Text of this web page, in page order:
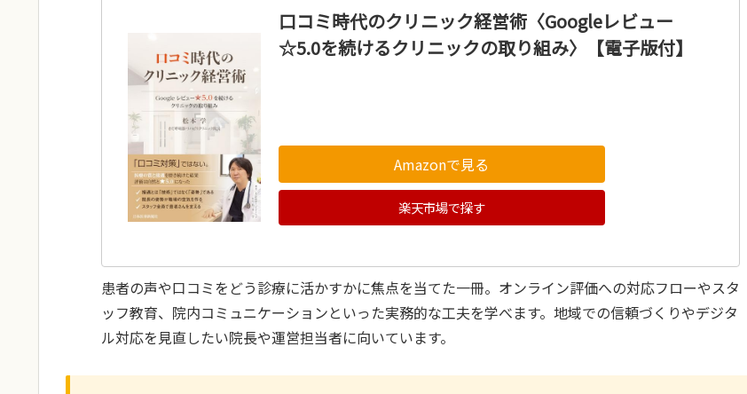
口コミ時代のクリニック経営術〈Googleレビュー
☆5.0を続けるクリニックの取り組み〉【電子版付】
Amazonで見る
楽天市場で探す
患者の声や口コミをどう診療に活かすかに焦点を当てた一冊。オンライン評価への対応フローやスタ
ッフ教育、院内コミュニケーションといった実務的な工夫を学べます。地域での信頼づくりやデジタ
ル対応を見直したい院長や運営担当者に向いています。